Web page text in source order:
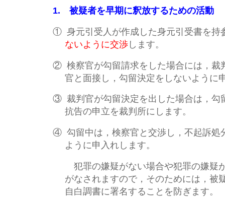
1. 被疑者を早期に釈放するための活動
①身元引受人が作成した身元引受書を持
ないように交渉します。
②検察官が勾留請求をした場合には，
官と面接し，勾留決定をしないように
③裁判官が勾留決定を出した場合は，
抗告の申立を裁判所にします。
④勾留中は，検察官と交渉し，不起訴
ように申入れします。
犯罪の嫌疑がない場合や犯罪の嫌疑
がなされますので，そのためには，被
自白調書に署名することを防ぎます。